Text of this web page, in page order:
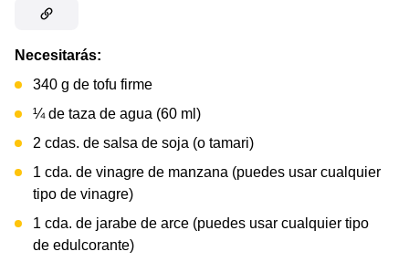
Necesitarás:
340 g de tofu firme
¼ de taza de agua (60 ml)
2 cdas. de salsa de soja (o tamari)
1 cda. de vinagre de manzana (puedes usar cualquier
tipo de vinagre)
1 cda. de jarabe de arce (puedes usar cualquier tipo
de edulcorante)